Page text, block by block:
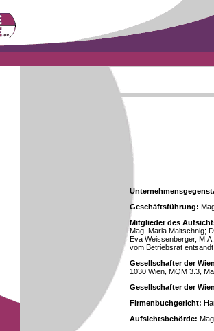
Geschäftsführung:
Mitglieder des
Mag. Maria Maltschnig;
Eva Weissenberger,
vom Betriebsrat
Gesellschafter der
1030 Wien, MQM 3.3,
Gesellschafter der
Firmenbuchgericht:
Aufsichtsbehörde: